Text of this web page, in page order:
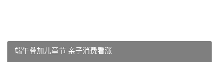
端午叠加儿童节 亲子消费看涨